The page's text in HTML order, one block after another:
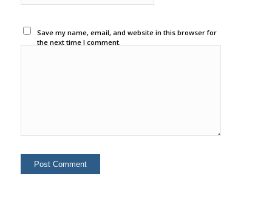
Save my name, email, and website in this browser for
the next time I comment.